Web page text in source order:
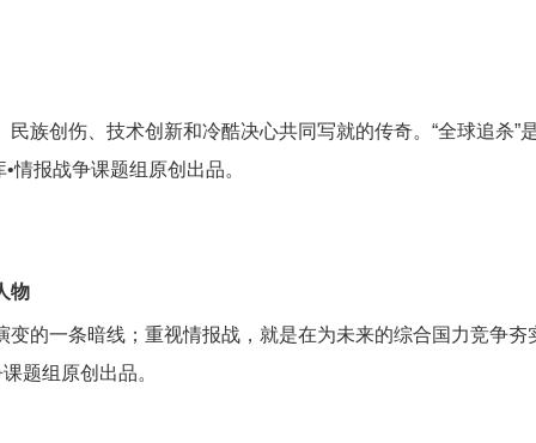
族创伤、技术创新和冷酷决心共同写就的传奇。“全球追杀
情报战争课题组原创出品。
物
的一条暗线；重视情报战，就是在为未来的综合国力竞争
题组原创出品。